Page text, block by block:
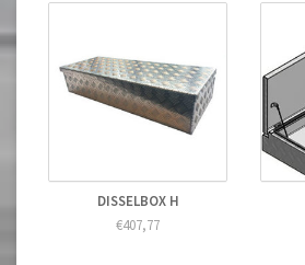
DISSELBOX H
€407,77